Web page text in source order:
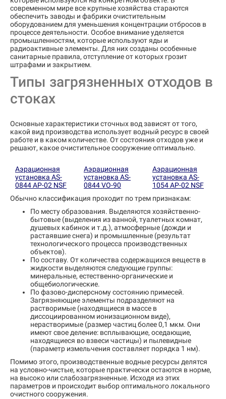
современном мире все крупные хозяйства стараются
обеспечить заводы и фабрики очистительным
оборудованием для уменьшения концентрации отбросов в
процессе деятельности. Особое внимание уделяется
промышленностям, которые используют яды и
радиоактивные элементы. Для них созданы особенные
санитарные правила, отступление от которых грозит
штрафами и закрытием.
Типы загрязненных отходов в
стоках
Основные характеристики сточных вод зависят от того,
какой вид производства использует водный ресурс в своей
работе и в каком количестве. От состояния отходов уже и
решают, какое очистительное сооружение оптимально.
Аэрационная
установка AS-
0844 AP-02 NSF
Аэрационная
установка AS-
0844 VO-90
Аэрационная
установка AS-
1054 AP-02 NSF
Обычно классификация проходит по трем признакам:
По месту образования. Выделяются хозяйственно-
бытовые (выделения из ванной, туалетных комнат,
душевых кабинок и т.д.), атмосферные (дожди и
растаявшие снега) и промышленные (результат
технологического процесса производственных
объектов).
По составу. От количества содержащихся веществ в
жидкости выделяются следующие группы:
минеральные, естественно-органические и
общебиологические.
По фазово-дисперсному состоянию примесей.
Загрязняющие элементы подразделяют на
растворимые (находящиеся в массе в
диссоциированном ионизационном виде),
нерастворимые (размер частиц более 0,1 мкм. Они
имеют свое деление: всплывающие, оседающие,
находящиеся во взвеси частицы) и пылевидные
(параметр измельчения составляет порядка 1 нм).
Помимо этого, производственные водные ресурсы делятся
на условно-чистые, которые практически остаются в норме,
на высоко или слабозагрязненные. Исходя из этих
параметров и происходит выбор оптимального локального
очистного сооружения.